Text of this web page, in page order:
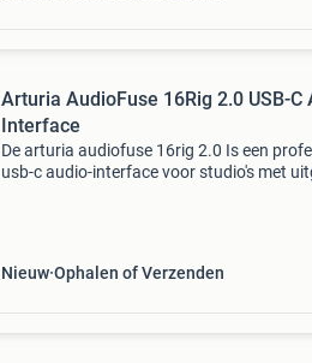
Arturia AudioFuse 16Rig 2.0 USB-C
Interface
De arturia audiofuse 16rig 2.0 Is een
usb-c audio-interface voor studio's met
Nieuw Ophalen of Verzenden